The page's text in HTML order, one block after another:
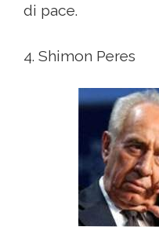
di pace.
4. Shimon Peres